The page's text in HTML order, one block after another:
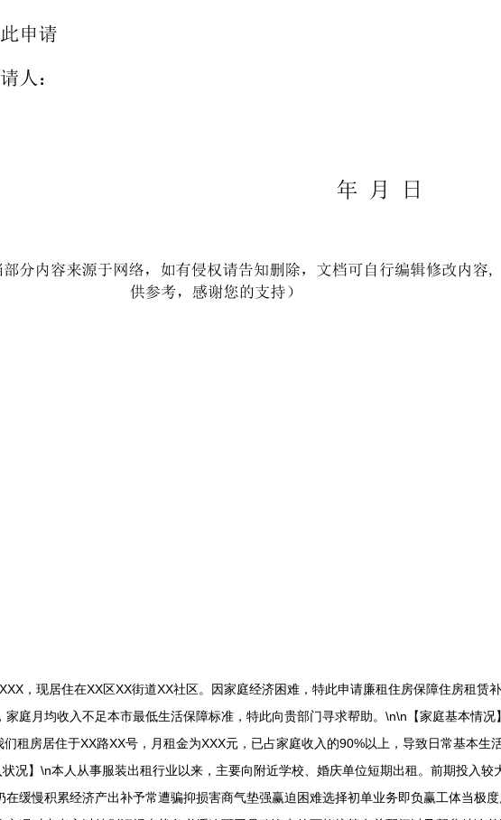
，现居住在XX区XX街道XX社区。因家庭经济困难，特此申请廉租住房保障住房租赁
庭月均收入不足本市最低生活保障标准，特此向贵部门寻求帮助。\n\n【家庭基本情
租房居住于XX路XX号，月租金为XXX元，已占家庭收入的90%以上，导致日常基本生
况】\n本人从事服装出租行业以来，主要向附近学校、婚庆单位短期出租。前期投入
缓慢积累经济产出补予常遭骗抑损害商气垫强赢迫困难选择初单业务即负赢工体当极